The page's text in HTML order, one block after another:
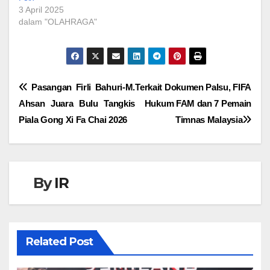
3 April 2025
dalam "OLAHRAGA"
Navigasi
pos
Terkait Dokumen Palsu, FIFA
Hukum FAM dan 7 Pemain
Timnas Malaysia
Pasangan Firli Bahuri-M.
Ahsan Juara Bulu Tangkis
Piala Gong Xi Fa Chai 2026
ByIR
Related Post